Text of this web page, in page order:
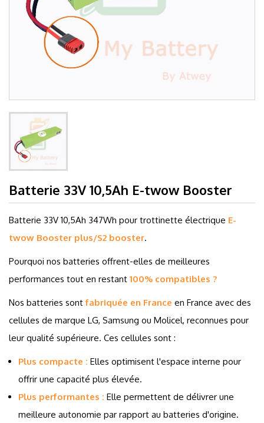
Batterie 33V 10,5Ah E-twow Booster
Batterie 33V 10,5Ah 347Wh pour trottinette électrique E-
twow Booster plus/S2 booster.
Pourquoi nos batteries offrent-elles de meilleures
performances tout en restant 100% compatibles ?
Nos batteries sontfabriquée en France en France avec des
cellules de marque LG, Samsung ou Molicel, reconnues pour
leur qualité supérieure. Ces cellules sont :
Plus compacte : Elles optimisent l'espace interne pour
offrir une capacité plus élevée.
Plus performantes : Elle permettent de délivrer une
meilleure autonomie par rapport au batteries d'origine.